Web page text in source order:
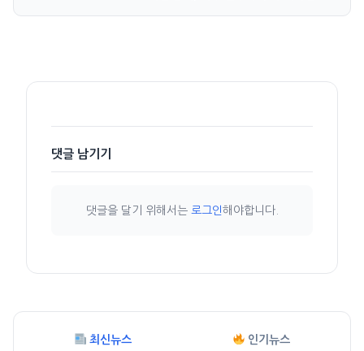
댓글 남기기
댓글을 달기 위해서는 로그인해야합니다.
최신뉴스 인기뉴스